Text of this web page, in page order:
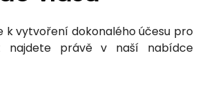
k vytvoření dokonalého účesu pro
najdete právě v naší nabídce